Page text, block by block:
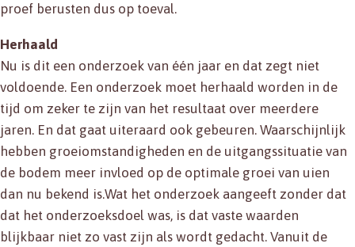
proef berusten dus op toeval.
Herhaald
Nu is dit een onderzoek van één jaar en dat zegt niet
voldoende. Een onderzoek moet herhaald worden in de
tijd om zeker te zijn van het resultaat over meerdere
jaren. En dat gaat uiteraard ook gebeuren. Waarschijnlijk
hebben groeiomstandigheden en de uitgangssituatie van
de bodem meer invloed op de optimale groei van uien
dan nu bekend is.Wat het onderzoek aangeeft zonder dat
dat het onderzoeksdoel was, is dat vaste waarden
blijkbaar niet zo vast zijn als wordt gedacht. Vanuit de